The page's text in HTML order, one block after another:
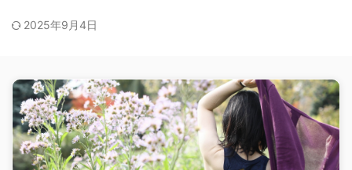
2025年9月4日